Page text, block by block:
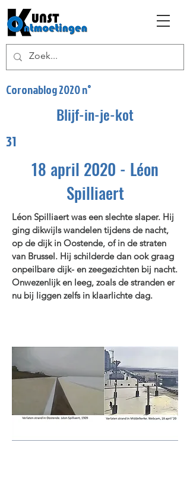
Coronablog 2020 n°
Blijf-in-je-kot
31
18 april 2020 - Léon
Spilliaert
Léon Spilliaert was een slechte slaper. Hij
ging dikwijls wandelen tijdens de nacht,
op de dijk in Oostende, of in de straten
van Brussel. Hij schilderde dan ook graag
onpeilbare dijk- en zeegezichten bij nacht.
Onwezenlijk en leeg, zoals de stranden er
nu bij liggen zelfs in klaarlichte dag.